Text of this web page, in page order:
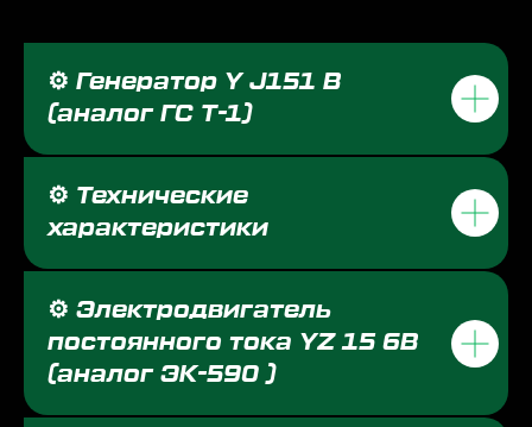
⚙️ Генератор Y J151 В
(аналог ГС Т-1)
⚙️ Технические
характеристики
⚙️ Электродвигатель
постоянного тока YZ 15 6В
(аналог ЭК-590 )